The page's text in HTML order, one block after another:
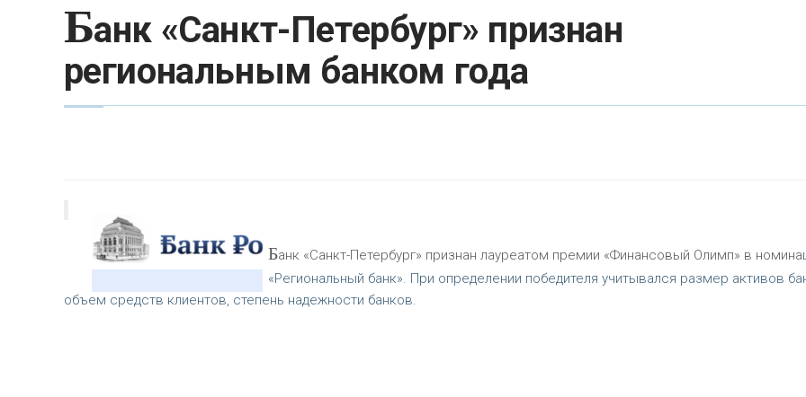
Банк «Санкт-Петербург» признан
региональным банком года
Банк «Санкт-Петербург» признан лауреатом премии «Финансовый Олимп» в
«Региональный банк». При определении победителя учитывался размер активов
объем средств клиентов, степень надежности банков.